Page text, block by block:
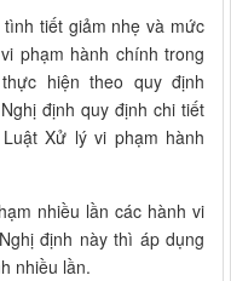
tiết giảm nhẹ và mức
phạm hành chính trong
hiện theo quy định
định quy định chi tiết
Xử lý vi phạm hành
nhiều lần các hành vi
định này thì áp dụng
nhiều lần.